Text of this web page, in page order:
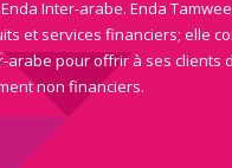
Enda Inter-arabe. Enda
et services financiers; elle
arabe pour offrir à ses clients
non financiers.